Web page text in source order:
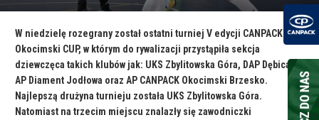
W niedzielę rozegrany został ostatni turniej V edycji CANPACK
Okocimski CUP, w którym do rywalizacji przystąpiła sekcja
dziewczęca takich klubów jak: UKS Zbylitowska Góra, DAP Dębica,
AP Diament Jodłowa oraz AP CANPACK Okocimski Brzesko.
Najlepszą drużyna turnieju została UKS Zbylitowska Góra.
Natomiast na trzecim miejscu znalazły się zawodniczki